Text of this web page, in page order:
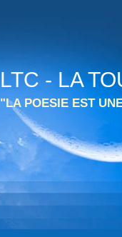
LTC - LA
"LA POESIE EST